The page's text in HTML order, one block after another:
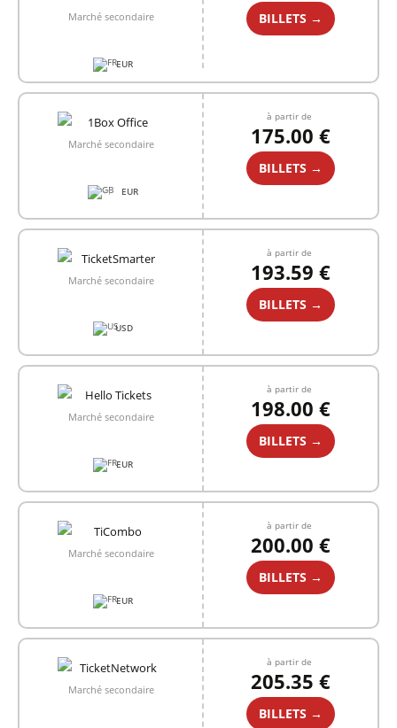
Marché secondaire
EUR
BILLETS →
Marché secondaire
+1 EUR
à partir de
175.00 €
BILLETS →
Marché secondaire
USD
à partir de
193.59 €
BILLETS →
Marché secondaire
EUR
à partir de
198.00 €
BILLETS →
Marché secondaire
EUR
à partir de
200.00 €
BILLETS →
Marché secondaire
à partir de
205.35 €
BILLETS →